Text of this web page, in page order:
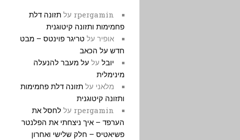
rpergamin על תזונה דלת
פחמימות ותזונה קיטוגנית
אופיר על טריגר פוינטס – מבט
חדש על הכאב
יובל על על מעבר להנעלה
מינימלית
מלאני על תזונה דלת פחמימות
ותזונה קיטוגנית
rpergamin על לחסל את
הערפד – איך ניצחתי את הפלנטר
פשיאטיס – חלק שלישי ואחרון